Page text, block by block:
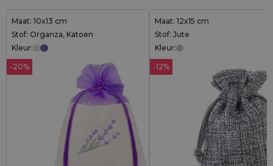
Maat: 10x13 cm
Stof: Organza, Katoen
Kleur:
-20%
Maat: 12x15 cm
Stof: Jute
Kleur:
-12%